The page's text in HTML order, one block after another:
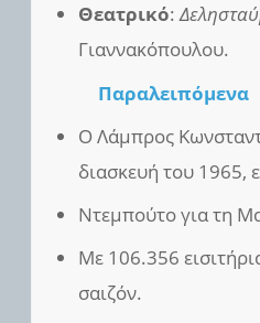
Θεατρικό:
Γιαννακόπουλου.
Παραλειπόμενα
Ο Λάμπρος
διασκευή του 1965,
Ντεμπούτο για τη
Με 106.356
σαιζόν.